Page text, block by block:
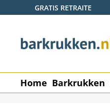
de hoofdinhoud
Ga naar de zoekopdracht
Ga naar de hoofdnavigatie
GRATIS RETRAITE
Home Barkrukken